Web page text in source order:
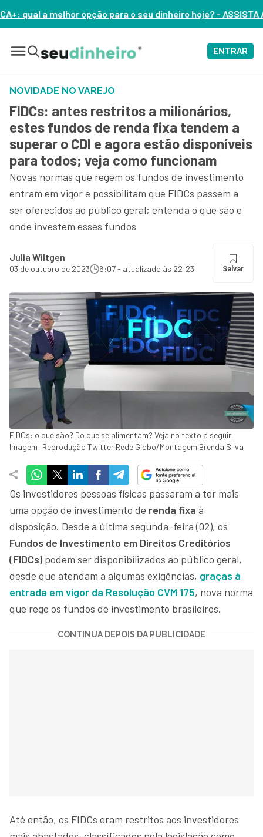
opção para o seu dinheiro hoje? – ASSISTA AGORA
ENTRAR
NOVIDADE NO VAREJO
FIDCs: antes restritos a milionários,
estes fundos de renda fixa tendem a
superar o CDI e agora estão disponíveis
para todos; veja como funcionam
Novas normas que regem os fundos de investimento
entram em vigor e possibilitam que FIDCs passem a
ser oferecidos ao público geral; entenda o que são e
onde investem esses fundos
Julia Wiltgen
03 de outubro de 2023 6:07 - atualizado às 22:23 Salvar
FIDCs: o que são? Do que se alimentam? Veja no texto a seguir.
Imagem: Reprodução Twitter Rede Globo/Montagem Brenda Silva
Os investidores pessoas físicas passaram a ter mais
uma opção de investimento de renda fixa à
disposição. Desde a última segunda-feira (02), os
Fundos de Investimento em Direitos Creditórios
(FIDCs) podem ser disponibilizados ao público geral,
desde que atendam a algumas exigências, graças à
entrada em vigor da Resolução CVM 175, nova norma
que rege os fundos de investimento brasileiros.
CONTINUA DEPOIS DA PUBLICIDADE
Até então, os FIDCs eram restritos aos investidores